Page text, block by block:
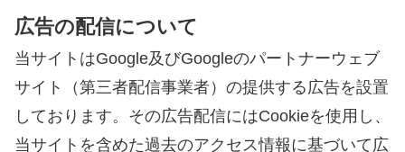
広告の配信について
当サイトはGoogle及びGoogleのパートナーウェブ
サイト（第三者配信事業者）の提供する広告を設置
しております。その広告配信にはCookieを使用し、
当サイトを含めた過去のアクセス情報に基づいて広